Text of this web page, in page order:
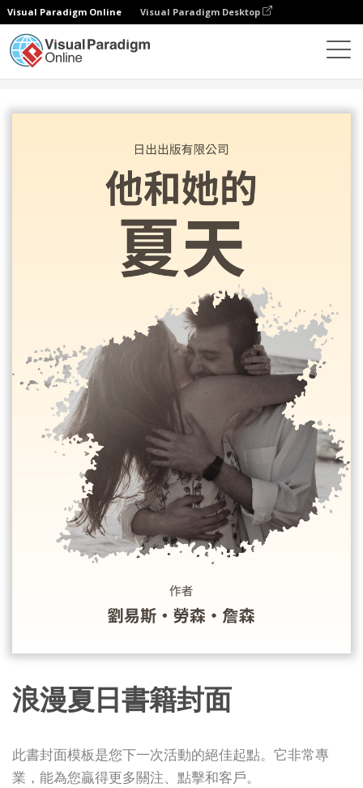
Visual Paradigm Online Visual Paradigm Desktop
浪漫夏日書籍封面
此書封面模板是您下一次活動的絕佳起點。它非常專
業，能為您贏得更多關注、點擊和客戶。